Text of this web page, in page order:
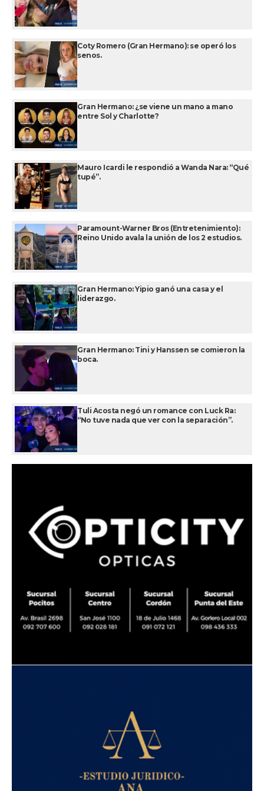
Coty Romero (Gran Hermano): se operó los
senos.
Gran Hermano: ¿se viene un mano a mano
entre Sol y Charlotte?
Mauro Icardi le respondió a Wanda Nara: “Qué
tupé”.
Paramount-Warner Bros (Entretenimiento):
Reino Unido avala la unión de los 2 estudios.
Gran Hermano: Yipio ganó una casa y el
liderazgo.
Gran Hermano: Tini y Hanssen se comieron la
boca.
Tuli Acosta negó un romance con Luck Ra:
“No tuve nada que ver con la separación”.